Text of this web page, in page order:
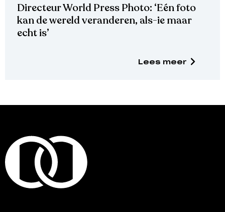
Directeur World Press Photo: ‘Eén foto
kan de wereld veranderen, als-ie maar
echt is’
Lees meer